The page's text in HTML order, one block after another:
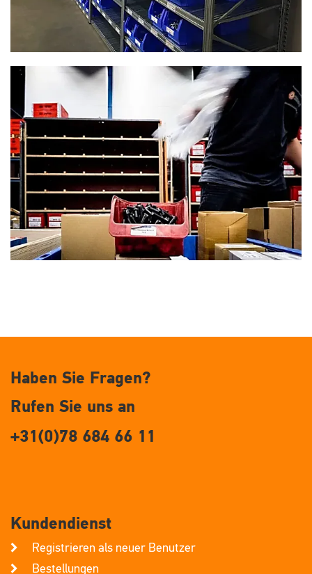
Haben Sie Fragen?
Rufen Sie uns an
+31(0)78 684 66 11
Kundendienst
Registrieren als neuer Benutzer
Bestellungen